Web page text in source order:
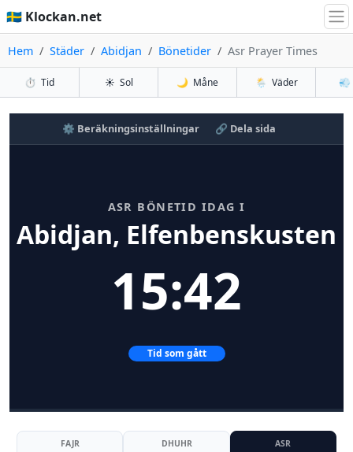
🇸🇪 Klockan.net
Hem Städer Abidjan Bönetider Asr Prayer Times
⏱️ Tid ☀️ Sol 🌙 Måne 🌦️ Väder 💨
⚙️ Beräkningsinställningar 🔗 Dela sida
ASR BÖNETID IDAG I
Abidjan, Elfenbenskusten
15:42
Tid som gått
FAJR DHUHR ASR